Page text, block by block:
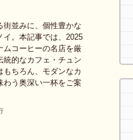
街並みに、個性豊かな
イ。本記事では、2025
ムコーヒーの名店を厳
統的なカフェ・チュン
ちろん、モダンなカ
わう奥深い一杯をご案